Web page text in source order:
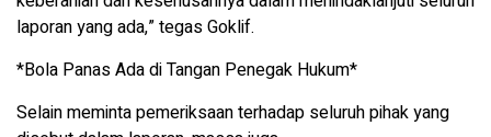
laporan yang ada,” tegas Goklif.
*Bola Panas Ada di Tangan Penegak Hukum*
Selain meminta pemeriksaan terhadap seluruh pihak yang